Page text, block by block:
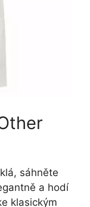
sáhněte
a hodí
klasickým